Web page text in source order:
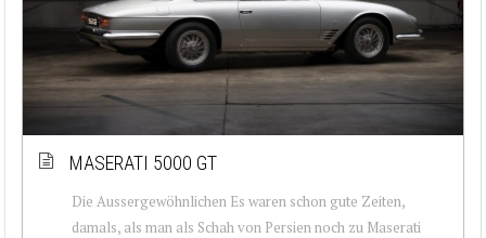
MASERATI 5000 GT
Die Aussergewöhnlichen Es waren schon gute Zeiten,
damals, als man als Schah von Persien noch zu Maserati